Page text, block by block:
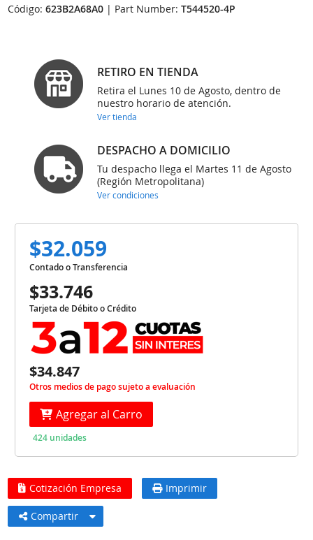
Código:623B2A68A0 | Part Number:T544520-4P
RETIRO EN TIENDA
Retira el Lunes 10 de Agosto, dentro de
nuestro horario de atención.
Ver tienda
DESPACHO A DOMICILIO
Tu despacho llega el Martes 11 de Agosto
(Región Metropolitana)
Ver condiciones
$32.059
Contado o Transferencia
$33.746
Tarjeta de Débito o Crédito
$34.847
Otros medios de pago sujeto a evaluación
Agregar al Carro
424 unidades
Cotización Empresa Imprimir
Compartir